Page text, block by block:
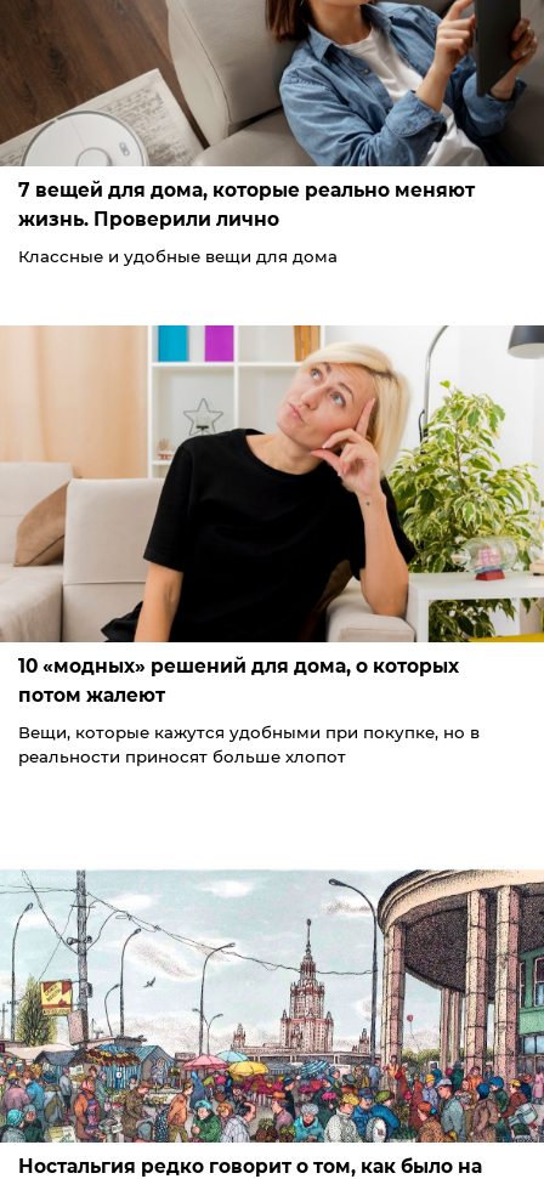
7 вещей для дома, которые реально меняют
жизнь. Проверили лично
Классные и удобные вещи для дома
10 «модных» решений для дома, о которых
потом жалеют
Вещи, которые кажутся удобными при покупке, но в
реальности приносят больше хлопот
Ностальгия редко говорит о том, как было на